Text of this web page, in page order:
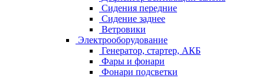
Сидения передние
Сидение заднее
Ветровики
Электрооборудование
Генератор, стартер, АКБ
Фары и фонари
Фонари подсветки